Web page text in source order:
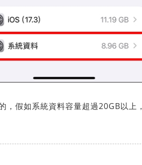
假如系統資料容量超過20GB以上，